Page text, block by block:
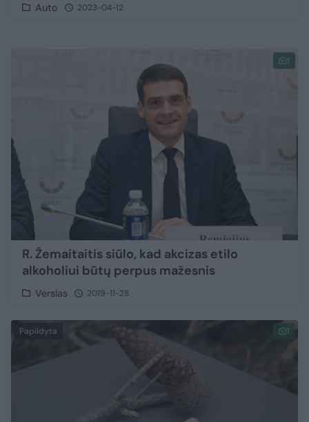
Auto 2023-04-12
1
R. Žemaitaitis siūlo, kad akcizas etilo
alkoholiui būtų perpus mažesnis
Verslas 2019-11-28
Papildyta 1